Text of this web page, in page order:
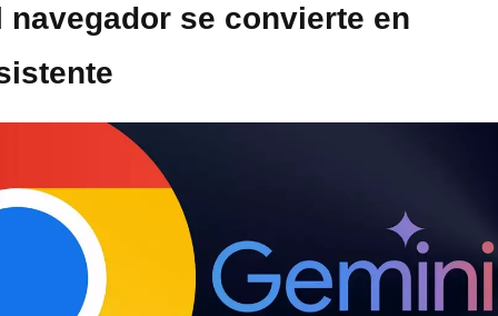
navegador se convierte en